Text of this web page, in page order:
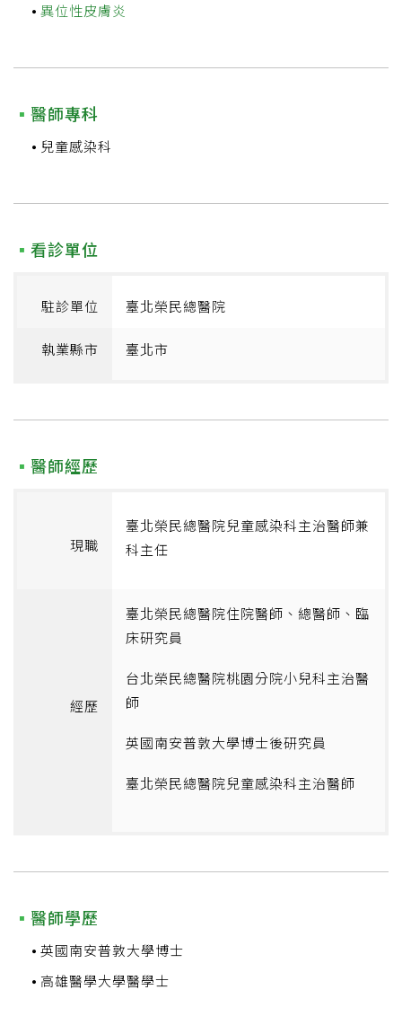
異位性皮膚炎
醫師專科
兒童感染科
看診單位
駐診單位 臺北榮民總醫院
執業縣市 臺北市
醫師經歷
現職
臺北榮民總醫院兒童感染科主治醫師兼
科主任
經歷
臺北榮民總醫院住院醫師、總醫師、臨
床研究員
台北榮民總醫院桃園分院小兒科主治醫
師
英國南安普敦大學博士後研究員
臺北榮民總醫院兒童感染科主治醫師
醫師學歷
英國南安普敦大學博士
高雄醫學大學醫學士